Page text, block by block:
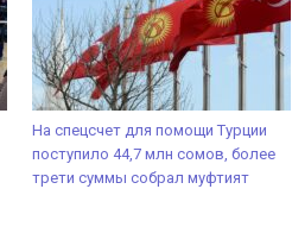
На спецсчет для помощи Турции
поступило 44,7 млн сомов, более
трети суммы собрал муфтият